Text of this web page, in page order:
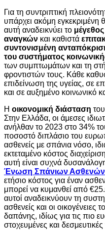
Για τη συντριπτική
υπάρχει ακόμη εγκεκριμένη
αυτή αναδεικνύει το
αναγκών και καθιστά
συντονισμένη
του συστήματος
των συμπτωμάτων και τη
φροντιστών τους. Κάθε
επιδείνωση της υγείας, σε
και σε αυξημένο κοινωνικό
Η οικονομική διάσταση
Στην Ελλάδα, οι άμεσες
ανήλθαν το 2023 στο 34%
ποσοστό διπλάσιο του
ασθενείς με σπάνια νόσο,
εκτεταμένο κόστος
αυτή είναι συχνά
Ένωση Σπάνιων
ετήσιο κόστος για έναν
μπορεί να κυμανθεί από
αυτοί αναδεικνύουν τη
ασθενείς και οι οικογένειες
δαπάνης, ιδίως για τις πιο
στοχευμένες και